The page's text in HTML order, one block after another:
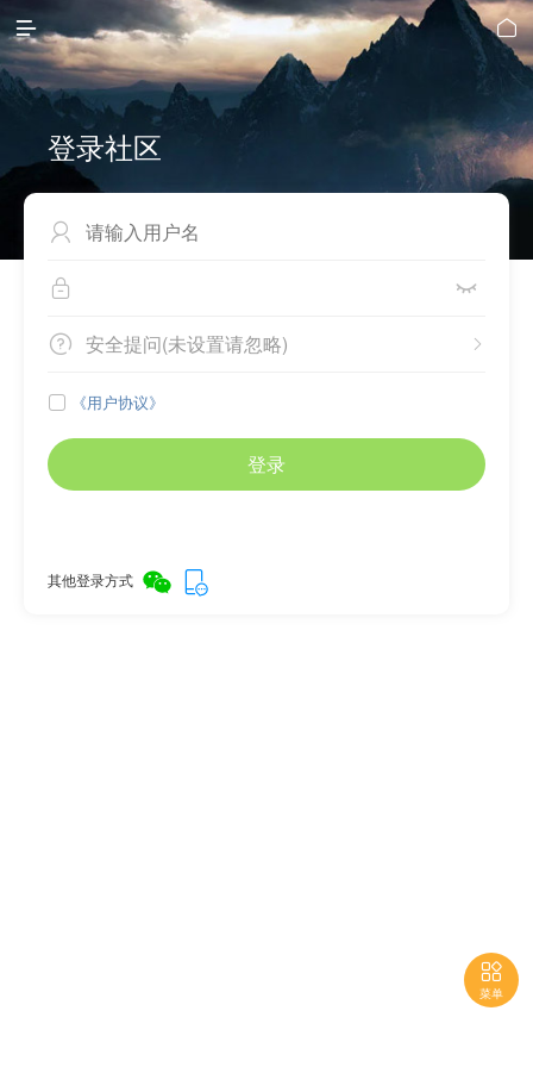
 
登录社区

 
 
安全提问(未设置请忽略)
 《用户协议》
登录
其他登录方式

菜单